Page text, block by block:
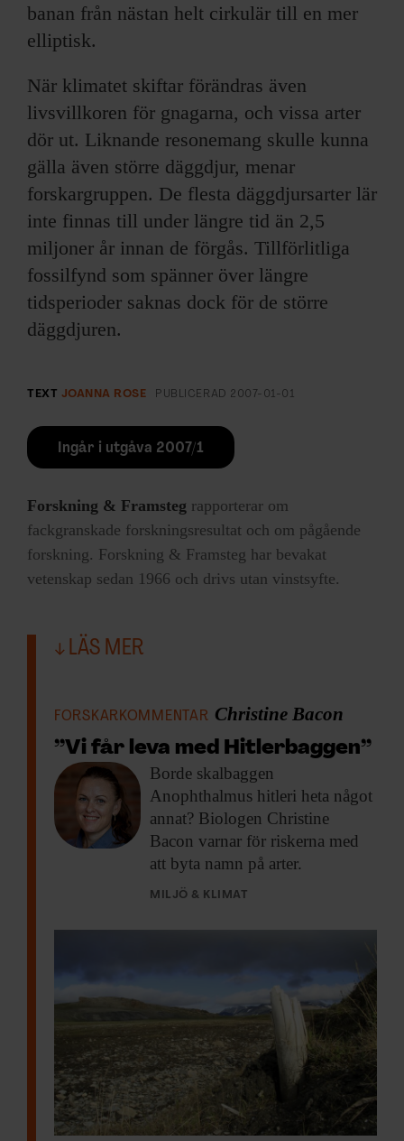
banan från nästan helt cirkulär till en mer
elliptisk.
När klimatet skiftar förändras även
livsvillkoren för gnagarna, och vissa arter
dör ut. Liknande resonemang skulle kunna
gälla även större däggdjur, menar
forskargruppen. De flesta däggdjursarter lär
inte finnas till under längre tid än 2,5
miljoner år innan de förgås. Tillförlitliga
fossilfynd som spänner över längre
tidsperioder saknas dock för de större
däggdjuren.
TEXT JOANNA ROSE PUBLICERAD 2007-01-01
Ingår i utgåva 2007/1
Forskning & Framsteg rapporterar om
fackgranskade forskningsresultat och om pågående
forskning. Forskning & Framsteg har bevakat
vetenskap sedan 1966 och drivs utan vinstsyfte.
LÄS MER
FORSKARKOMMENTAR Christine Bacon
”Vi får leva med Hitlerbaggen”
Borde skalbaggen
Anophthalmus hitleri heta något
annat? Biologen Christine
Bacon varnar för riskerna med
att byta namn på arter.
MILJÖ & KLIMAT